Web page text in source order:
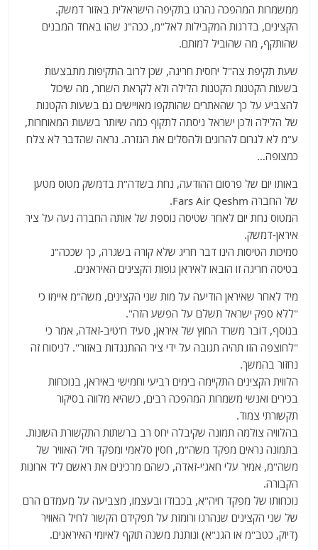
ממשמרות המהפכה נהרגו בתקיפה הישראלית באזור דמשק.
הקצינים, בדרגות המקבילות לאל"מ, ככה"נ שהו באחד המבנים
שהותקף, מה שהוביל למותם.
שעת תקיפת צה"ל יחסית חריגה, שכן לרוב התקיפות מתבצעות
בשעות הקטנות הקטנות הלילה ולא לקראת השחר, מה שיכול
להצביע על כך שהאתרים שהותקפו מאויישים גם בשעות הקטנות
של הלילה ולכן ישראל ניסתה לתקוף כמה שיותר בשעות המאוחרות,
ע"מ לא לגרום להרוגים ולהסלים את הגזרה. נראה שהדבר לא צלח
כמצופה…
באותו יום של פרסום ההודעה, נחת בשדה"ת בדמשק מטוס מטען
של החברה Fars Air Qeshm.
המטוס נחת יום לאחר שטיסה נוספת של אותה החברה נעה על ציר
איראן-דמשק.
סמיכות הטיסות הינו דבר חריג שלא קורה בשגרה, כך שככה"נ
בטיסה חריגה זו הובאו לאיראן גופות הקצינים האיראנים.
מיד לאחר שאיראן הודיעה על מות שני הקצינים, משה"מ איימו כי
"ללא ספק ישראל תשלם על הפשע הזה".
בנוסף, דובר משרד החוץ של איראן, סעיד ח'טיב-זאדה, אמר כי
"לחוצפה הזו תהיה תגובה על ידי ציר ההתנגדות באזור". לניסוח זה
נחזור בהמשך.
הלווית הקצינים התקיימה בימים רביעי וחמישי באיראן, בנוכחות
בכירים ואנשי משמרות המהפכה רבים, כשהיא מלווה בסיקור
תקשורתי צמוד.
בהלוויה צולמה תמונה שקיבלה יחס רב ברשתות התקשורת השונות.
בתמונה נראים מפקד משה"מ, חסין סלאמי ומפקד חיל האוויר של
משה"מ, אמיר עלי חאג'י-זאדה, כשהם מרכינים את ראשם ליד ארונות
הקבורה.
נוכחותו של מפקד חיה"א, בכבודו ובעצמו, מצביעה על מעמדם הרם
של שני הקצינים שנהרגו ורומזת על תפקידם הקשור לחיל האוויר
(דיוק, כטב"מ או הגנ"א) ונותנת משנה תוקף לאיומי האיראנים.